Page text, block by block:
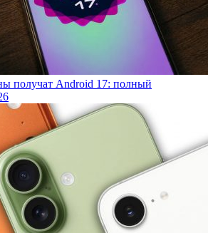
получат Android 17: полный